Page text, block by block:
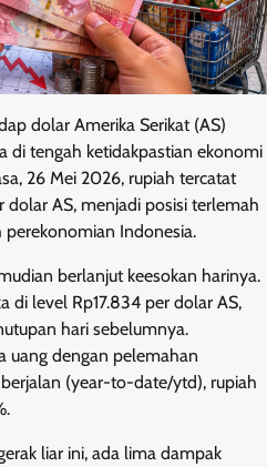
dolar Amerika Serikat (AS)
di tengah ketidakpastian ekonomi
26 Mei 2026, rupiah tercatat
dolar AS, menjadi posisi terlemah
perekonomian Indonesia.
berlanjut keesokan harinya.
di level Rp17.834 per dolar AS,
hari sebelumnya.
uang dengan pelemahan
(year-to-date/ytd), rupiah
liar ini, ada lima dampak